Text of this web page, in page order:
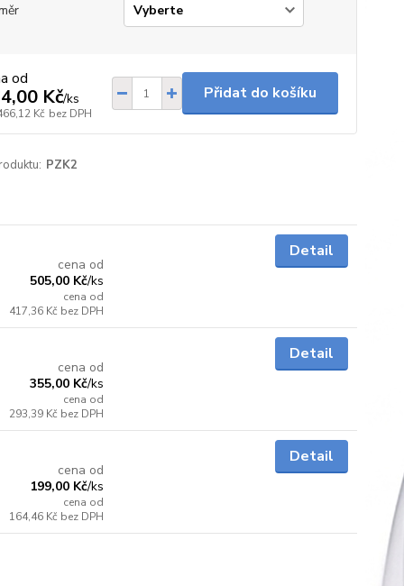
od
Kč/ks
Kč bez DPH
Přidat do košíku
PZK2
cena od
505,00 Kč/ks
cena od
417,36 Kč bez DPH
Detail
cena od
355,00 Kč/ks
cena od
293,39 Kč bez DPH
Detail
cena od
199,00 Kč/ks
cena od
164,46 Kč bez DPH
Detail